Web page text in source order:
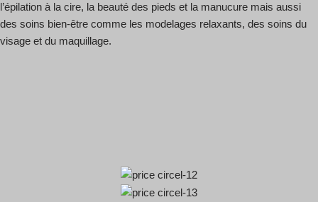
l’épilation à la cire, la beauté des pieds et la manucure mais aussi
des soins bien-être comme les modelages relaxants, des soins du
visage et du maquillage.